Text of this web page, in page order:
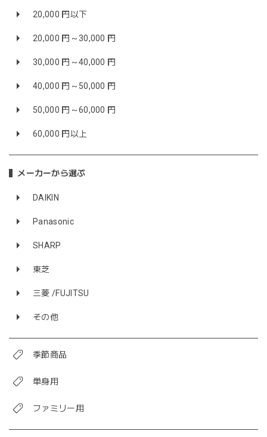
20,000 円以下
20,000 円～30,000 円
30,000 円～40,000 円
40,000 円～50,000 円
50,000 円～60,000 円
60,000 円以上
メーカーから選ぶ
DAIKIN
Panasonic
SHARP
東芝
三菱 /FUJITSU
その他
季節商品
単身用
ファミリー用